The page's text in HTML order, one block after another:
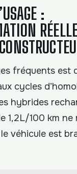
:
fréquents est
cycles
hybrides
1,2L/100 km
véhicule est